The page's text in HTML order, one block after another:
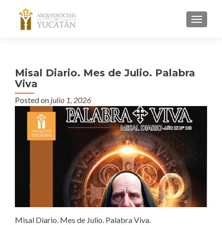
MENU
Misal Diario. Mes de Julio. Palabra
Viva
Posted on julio 1, 2026
Misal Diario. Mes de Julio. Palabra Viva.